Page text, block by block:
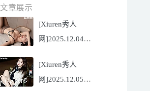
文章展示
[Xiuren秀人
网]2025.12.04
[81P/751.43MB]
[Xiuren秀人
网]2025.12.05